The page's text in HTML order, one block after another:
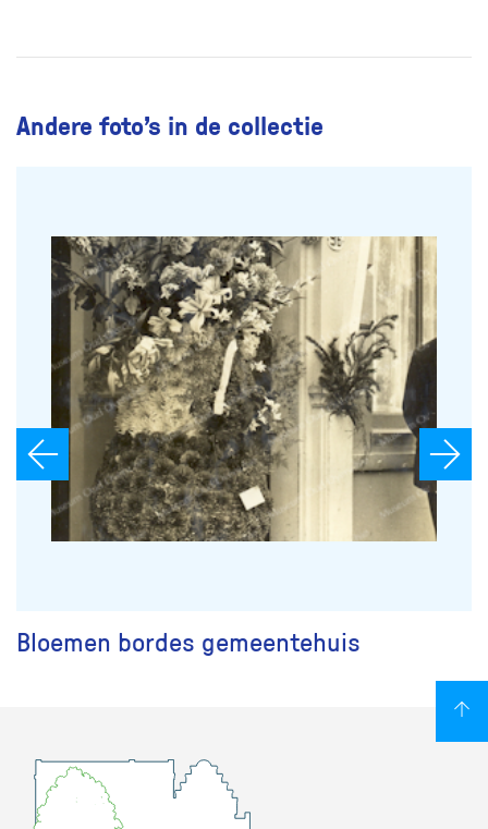
Andere foto’s in de collectie
Bloemen bordes gemeentehuis